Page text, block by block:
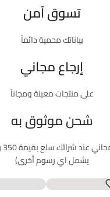
تسوق آمن
بياناتك محمية دائماً
إرجاع مجاني
على منتجات معينة ومجاناً
شحن موثوق به
يشمل اي رسوم أخرى)